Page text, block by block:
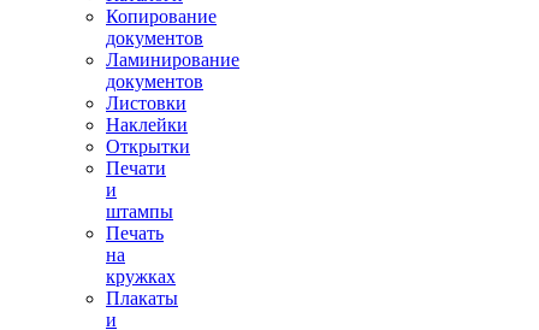
Копирование
документов
Ламинирование
документов
Листовки
Наклейки
Открытки
Печати
и
штампы
Печать
на
кружках
Плакаты
и